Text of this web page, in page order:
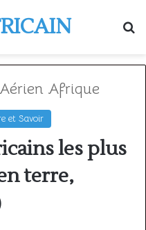
Afrique
et Savoir
les plus
terre,